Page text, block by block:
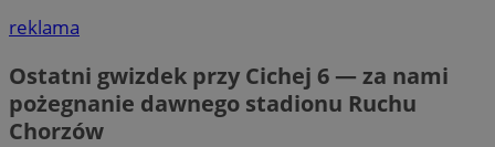
reklama
Ostatni gwizdek przy Cichej 6 — za nami
pożegnanie dawnego stadionu Ruchu
Chorzów